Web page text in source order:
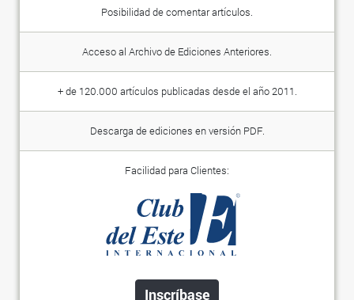
Posibilidad de comentar artículos.
Acceso al Archivo de Ediciones Anteriores.
+ de 120.000 artículos publicadas desde el año 2011.
Descarga de ediciones en versión PDF.
Facilidad para Clientes:
Inscríbase